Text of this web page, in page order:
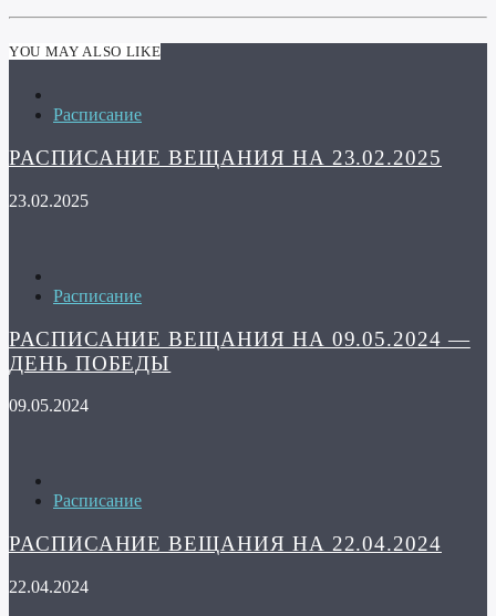
YOU MAY ALSO LIKE
Расписание
РАСПИСАНИЕ ВЕЩАНИЯ НА 23.02.2025
23.02.2025
Расписание
РАСПИСАНИЕ ВЕЩАНИЯ НА 09.05.2024 —
ДЕНЬ ПОБЕДЫ
09.05.2024
Расписание
РАСПИСАНИЕ ВЕЩАНИЯ НА 22.04.2024
22.04.2024